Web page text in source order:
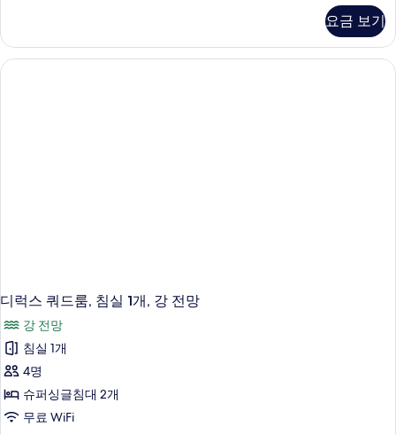
모
두
히
기
사
진
Western,
Open-
air
요금 보기
디럭스 쿼드룸, 침실 1개, 강 전망
강 전망
침실 1개
4명
슈퍼싱글침대 2개
무료 WiFi